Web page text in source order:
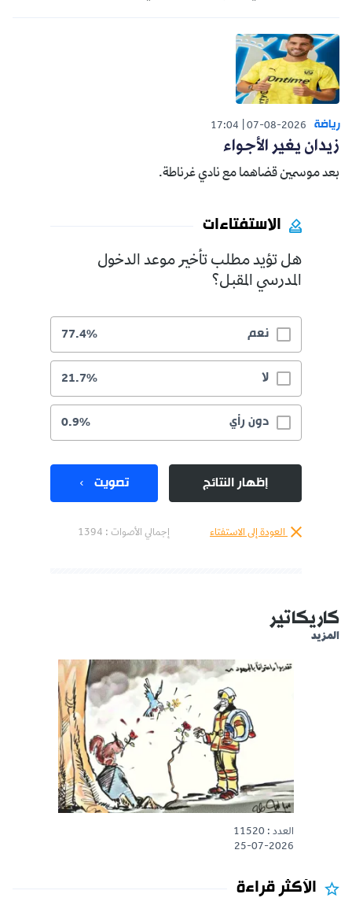
رياضة 07-08-2026
17:04
زيدان يغير الأجواء
بعد موسمين قضاهما مع نادي غرناطة.
الاستفتاءات
هل تؤيد مطلب تأخير موعد الدخول
المدرسي المقبل؟
نعم 77.4%
لا 21.7%
دون رأي 0.9%
إظهار النتائج تصويت
العودة إلى الاستفتاء إجمالي الأصوات : 1394
كاريكاتير
المزيد
العدد : 11520
25-07-2026
الأكثر قراءة